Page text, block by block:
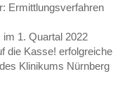
Ermittlungsverfahren
1. Quartal 2022
die Kasse! erfolgreiche
Klinikums Nürnberg